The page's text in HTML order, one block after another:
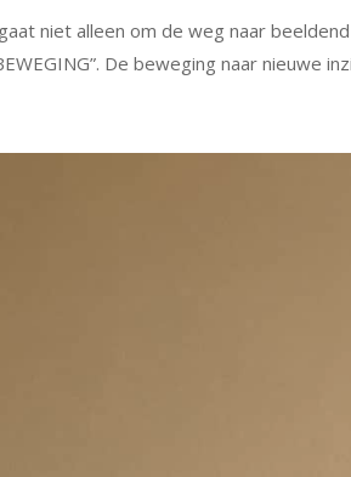
niet alleen om de weg naar
De beweging naar nieuwe